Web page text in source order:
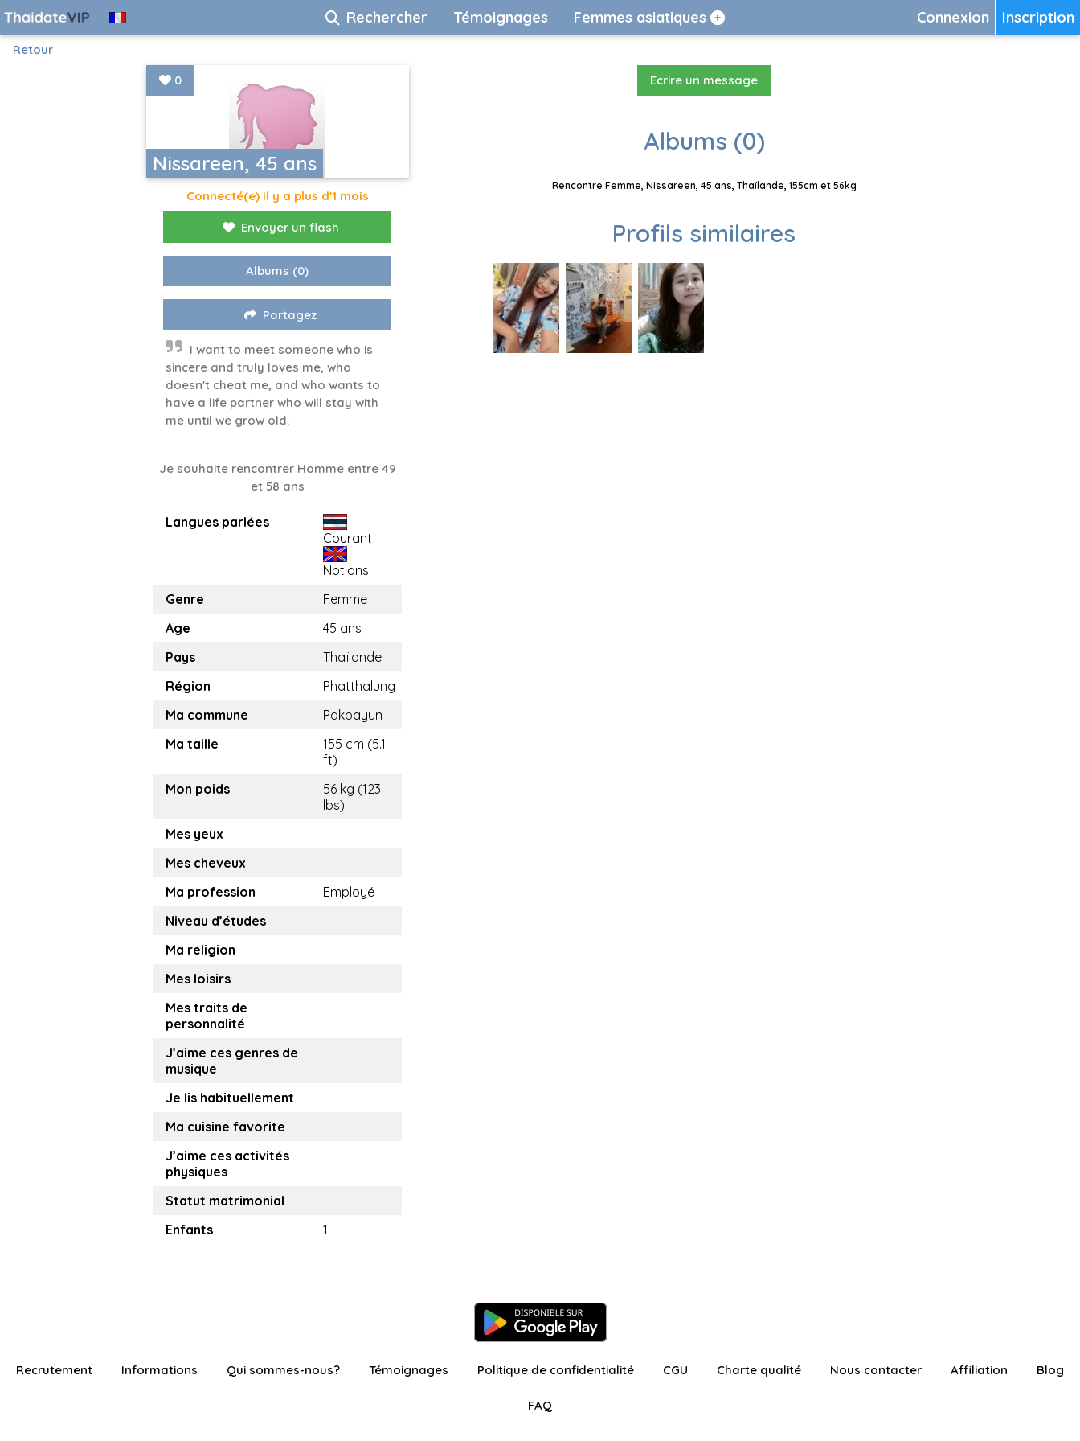
Inscription
Connexion
Rechercher Témoignages Femmes asiatiques
Retour
Nissareen, 45 ans
0
Connecté(e) il y a plus d'1 mois
Envoyer un flash
Albums (0)
Partagez
I want to meet someone who is
sincere and truly loves me, who
doesn't cheat me, and who wants to
have a life partner who will stay with
me until we grow old.
Je souhaite rencontrer Homme entre 49
et 58 ans
Langues parlées
Courant
Notions
Genre
Femme
Age
45 ans
Pays
Thaïlande
Région
Phatthalung
Ma commune
Pakpayun
Ma taille
155 cm (5.1
ft)
Mon poids
56 kg (123
lbs)
Mes yeux
Mes cheveux
Ma profession
Employé
Niveau d’études
Ma religion
Mes loisirs
Mes traits de
personnalité
J’aime ces genres de
musique
Je lis habituellement
Ma cuisine favorite
J’aime ces activités
physiques
Statut matrimonial
Enfants
1
Ecrire un message
Albums (0)
Rencontre Femme, Nissareen, 45 ans, Thaïlande, 155cm et 56kg
Profils similaires
Recrutement Informations Qui sommes-nous? Témoignages Politique de confidentialité CGU Charte qualité Nous contacter Affiliation Blog
FAQ